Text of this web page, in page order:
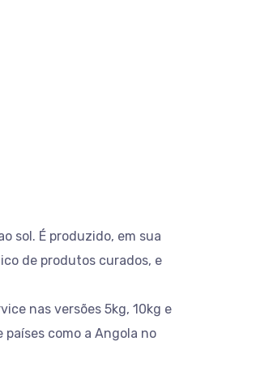
sol. É produzido, em sua
de produtos curados, e
nas versões 5kg, 10kg e
como a Angola no